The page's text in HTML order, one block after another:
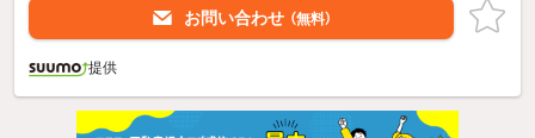
お問い合わせ （無料）
提供